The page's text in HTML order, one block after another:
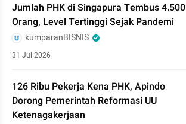
Jumlah PHK di Singapura Tembus 4.500
Orang, Level Tertinggi Sejak Pandemi
kumparanBISNIS
31 Jul 2026
126 Ribu Pekerja Kena PHK, Apindo
Dorong Pemerintah Reformasi UU
Ketenagakerjaan